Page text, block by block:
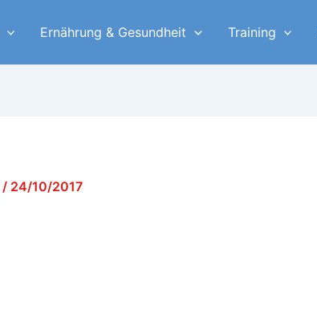
Ernährung & Gesundheit Training
/ 24/10/2017